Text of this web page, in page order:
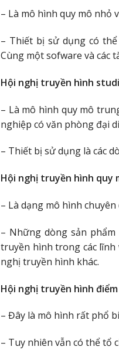
– Là mô hình quy mô nhỏ
– Thiết bị sử dụng có
Cùng một sofware và các
Hội nghị truyền hình
– Là mô hình quy mô
nghiệp có văn phòng đại
– Thiết bị sử dụng là các
Hội nghị truyền hình quy
– Là dạng mô hình
– Những dòng sản
truyền hình trong các
nghị truyền hình khác.
Hội nghị truyền hình
– Đây là mô hình rất phổ
– Tuy nhiên vẫn có thể tổ